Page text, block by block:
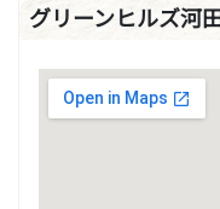
グリーンヒルズ河